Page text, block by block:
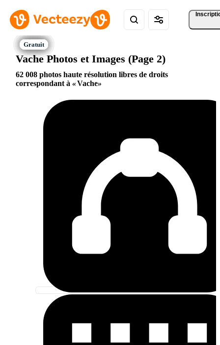
Vache Photos et Images (Page 2)
62 008 photos haute résolution libres de droits
correspondant à
Vache